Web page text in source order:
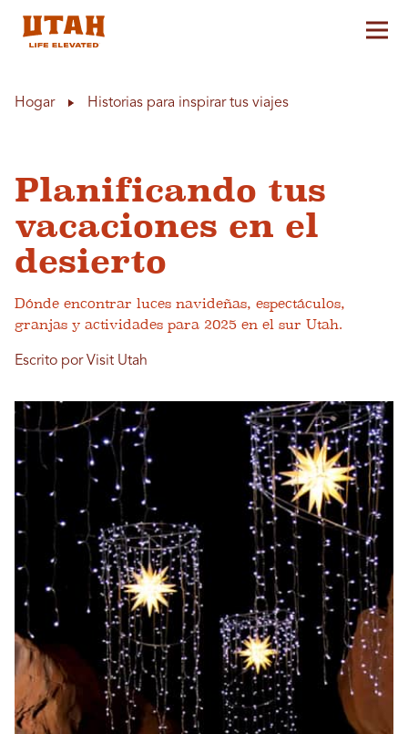
Hogar Historias para inspirar tus viajes
Planificando tus
vacaciones en el
desierto
Dónde encontrar luces navideñas, espectáculos,
granjas y actividades para 2025 en el sur Utah.
Escrito por Visit Utah